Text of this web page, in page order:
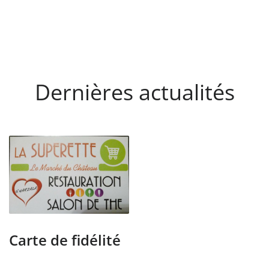
Dernières actualités
Carte de fidélité